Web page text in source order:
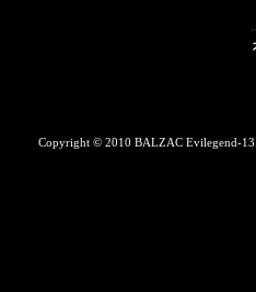
Copyright © 2010 BALZAC Evilegend-13.